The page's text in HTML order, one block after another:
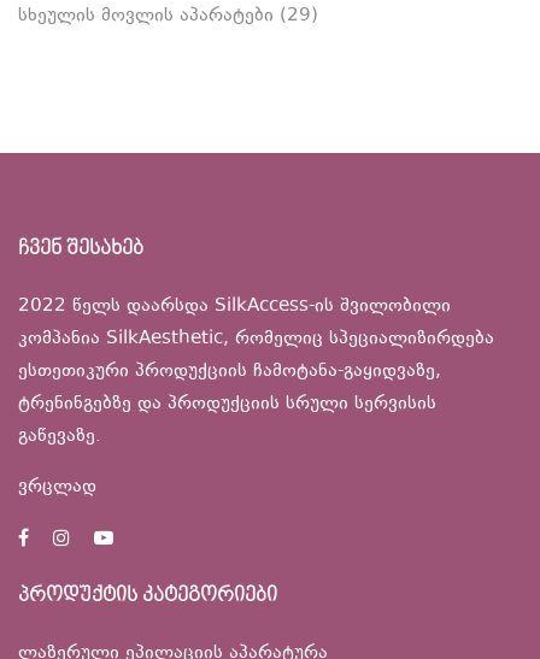
სხეულის მოვლის აპარატები (29)
ჩვენ შესახებ
2022 წელს დაარსდა SilkAccess-ის შვილობილი
კომპანია SilkAesthetic, რომელიც სპეციალიზირდება
ესთეთიკური პროდუქციის ჩამოტანა-გაყიდვაზე,
ტრენინგებზე და პროდუქციის სრული სერვისის
გაწევაზე.
ვრცლად
პროდუქტის კატეგორიები